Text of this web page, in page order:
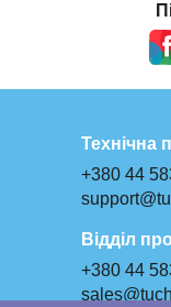
Технічна
+380 44
Відділ
+380 44